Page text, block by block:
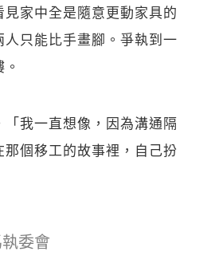
家中全是隨意更動家具的
只能比手畫腳。爭執到一
我一直想像，因為溝通隔
個移工的故事裡，自己扮